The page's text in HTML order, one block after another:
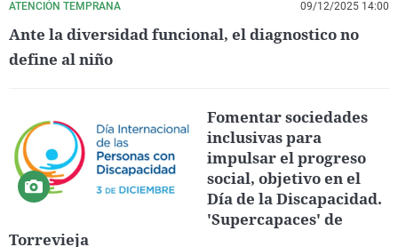
ATENCIÓN TEMPRANA 09/12/2025 14:00
Ante la diversidad funcional, el diagnostico no
define al niño
Fomentar sociedades
inclusivas para
impulsar el progreso
social, objetivo en el
Día de la Discapacidad.
'Supercapaces' de
Torrevieja